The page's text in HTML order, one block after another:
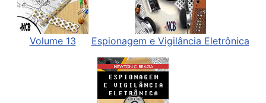
Volume 13 Espionagem e Vigilância Eletrônica